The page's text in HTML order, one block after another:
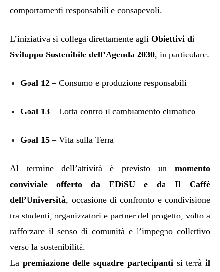
comportamenti responsabili e consapevoli.
L’iniziativa si collega direttamente agli Obiettivi di
Sviluppo Sostenibile dell’Agenda 2030, in particolare:
Goal 12 – Consumo e produzione responsabili
Goal 13 – Lotta contro il cambiamento climatico
Goal 15 – Vita sulla Terra
Al termine dell’attività è previsto un momento
conviviale offerto da EDiSU e da Il Caffè
dell’Università, occasione di confronto e condivisione
tra studenti, organizzatori e partner del progetto, volto a
rafforzare il senso di comunità e l’impegno collettivo
verso la sostenibilità.
La premiazione delle squadre partecipantisi terràil